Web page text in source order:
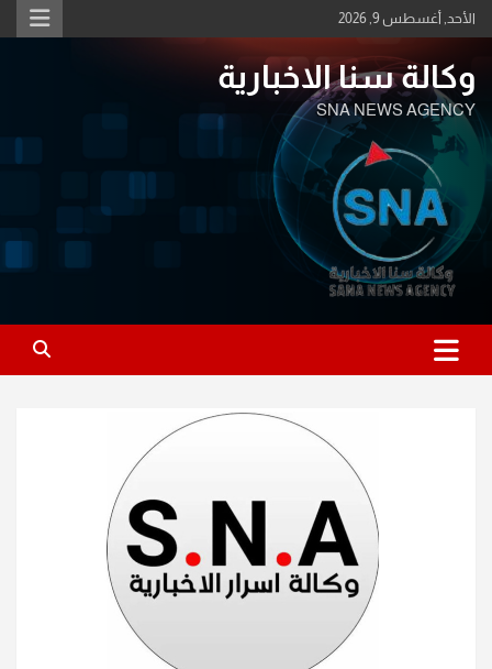
Skip
to
الأحد, أغسطس 9, 2026
وكالة سنا الاخبارية
SNA NEWS AGENCY